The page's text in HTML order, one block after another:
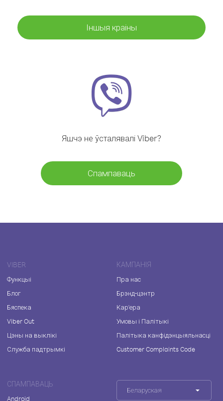
Іншыя краіны
Яшчэ не ўсталявалі Viber?
Спампаваць
VIBER
Функцыі
Блог
Бяспека
Viber Out
Цэны на выклікі
Служба падтрымкі
КАМПАНІЯ
Пра нас
Брэнд-цэнтр
Кар'ера
Умовы і Палітыкі
Палітыка канфідэнцыяльнасці
Customer Complaints Code
СПАМПАВАЦЬ
Android
Беларуская